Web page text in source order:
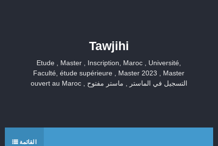
Tawjihi
Etude , Master , Inscription, Maroc , Université,
Faculté, étude supérieure , Master 2023 , Master
ouvert au Maroc , التسجيل في الماستر , ماستر مفتوح
القائمة